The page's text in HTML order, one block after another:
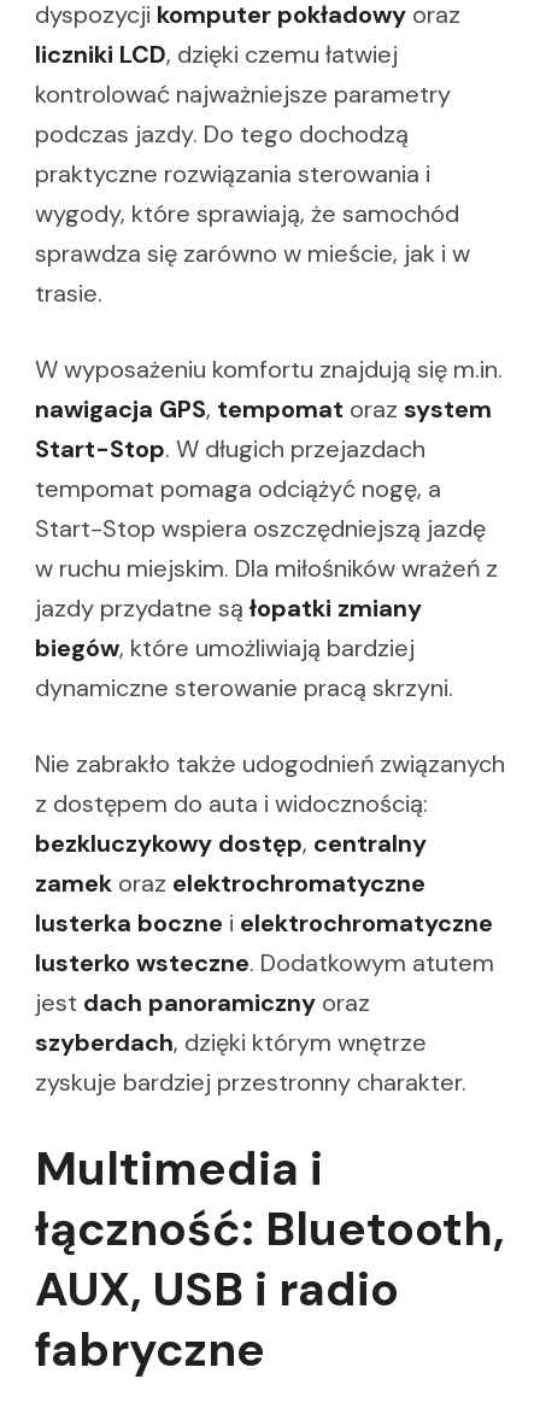
dyspozycji komputer pokładowy oraz
liczniki LCD, dzięki czemu łatwiej
kontrolować najważniejsze parametry
podczas jazdy. Do tego dochodzą
praktyczne rozwiązania sterowania i
wygody, które sprawiają, że samochód
sprawdza się zarówno w mieście, jak i w
trasie.
W wyposażeniu komfortu znajdują się m.in.
nawigacja GPS, tempomat oraz system
Start-Stop. W długich przejazdach
tempomat pomaga odciążyć nogę, a
Start-Stop wspiera oszczędniejszą jazdę
w ruchu miejskim. Dla miłośników wrażeń z
jazdy przydatne są łopatki zmiany
biegów, które umożliwiają bardziej
dynamiczne sterowanie pracą skrzyni.
Nie zabrakło także udogodnień związanych
z dostępem do auta i widocznością:
bezkluczykowy dostęp, centralny
zamek oraz elektrochromatyczne
lusterka boczne i elektrochromatyczne
lusterko wsteczne. Dodatkowym atutem
jest dach panoramiczny oraz
szyberdach, dzięki którym wnętrze
zyskuje bardziej przestronny charakter.
Multimedia i
łączność: Bluetooth,
AUX, USB i radio
fabryczne